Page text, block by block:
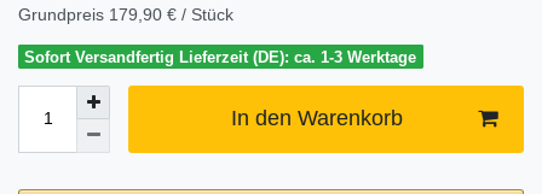
Grundpreis 179,90 € / Stück
Sofort Versandfertig Lieferzeit (DE): ca. 1-3 Werktage
In den Warenkorb